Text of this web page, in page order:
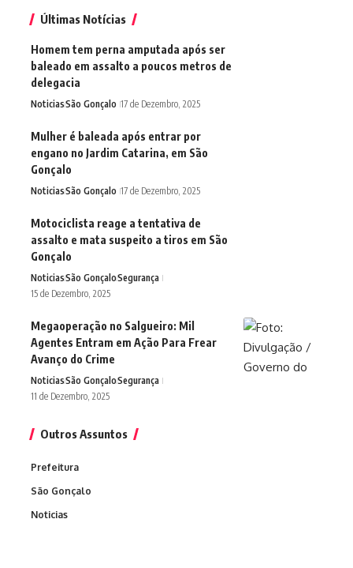
Últimas Notícias
Homem tem perna amputada após ser
baleado em assalto a poucos metros de
delegacia
NoticiasSão Gonçalo 17 de Dezembro, 2025
Mulher é baleada após entrar por
engano no Jardim Catarina, em São
Gonçalo
NoticiasSão Gonçalo 17 de Dezembro, 2025
Motociclista reage a tentativa de
assalto e mata suspeito a tiros em São
Gonçalo
NoticiasSão GonçaloSegurança
15 de Dezembro, 2025
Megaoperação no Salgueiro: Mil
Agentes Entram em Ação Para Frear
Avanço do Crime
NoticiasSão GonçaloSegurança
11 de Dezembro, 2025
Outros Assuntos
Prefeitura
São Gonçalo
Noticias